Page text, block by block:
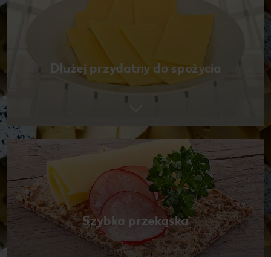
Dłużej przydatny do spożycia
Szybka przekąska